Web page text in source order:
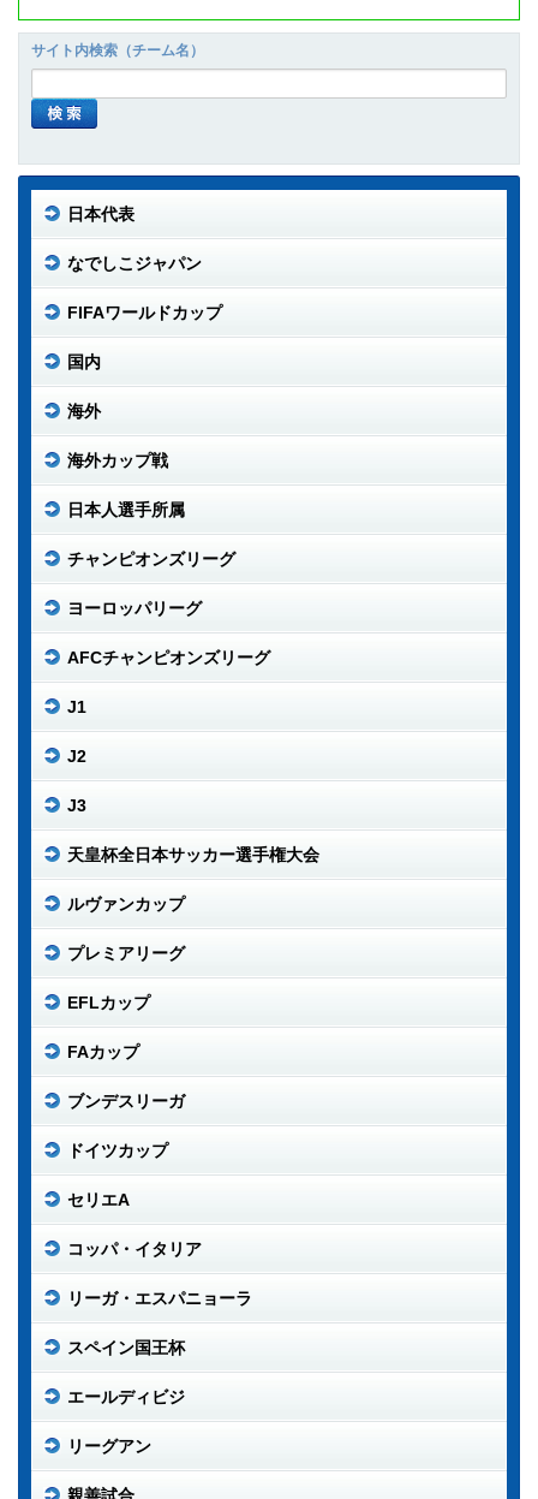
サイト内検索（チーム名）
日本代表
なでしこジャパン
FIFAワールドカップ
国内
海外
海外カップ戦
日本人選手所属
チャンピオンズリーグ
ヨーロッパリーグ
AFCチャンピオンズリーグ
J1
J2
J3
天皇杯全日本サッカー選手権大会
ルヴァンカップ
プレミアリーグ
EFLカップ
FAカップ
ブンデスリーガ
ドイツカップ
セリエA
コッパ・イタリア
リーガ・エスパニョーラ
スペイン国王杯
エールディビジ
リーグアン